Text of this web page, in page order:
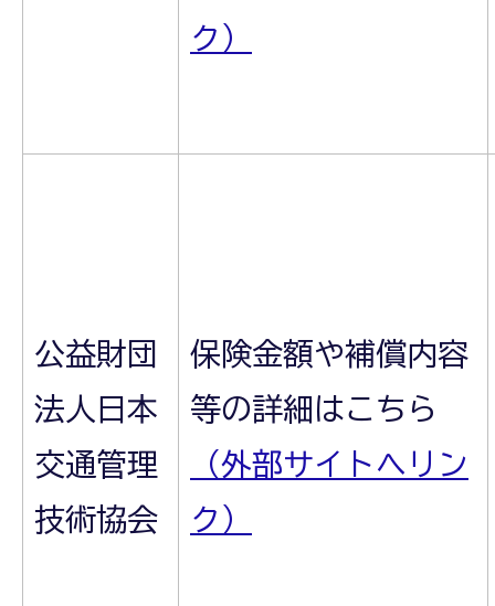
ク）
公益財団
法人日本
交通管理
技術協会
保険金額や補償内容
等の詳細はこちら
（外部サイトへリン
ク）